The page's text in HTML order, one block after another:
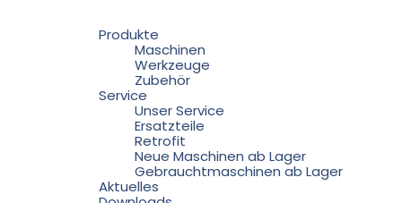
Produkte
Maschinen
Werkzeuge
Zubehör
Service
Unser Service
Ersatzteile
Retrofit
Neue Maschinen ab Lager
Gebrauchtmaschinen ab Lager
Aktuelles